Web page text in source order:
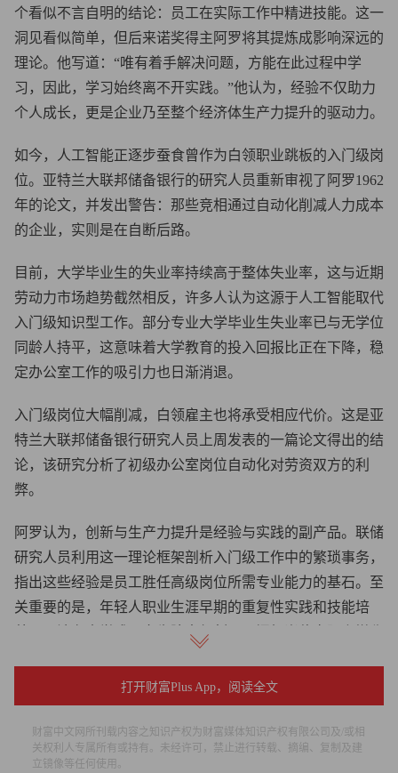
个看似不言自明的结论：员工在实际工作中精进技能。这一
洞见看似简单，但后来诺奖得主阿罗将其提炼成影响深远的
理论。他写道：“唯有着手解决问题，方能在此过程中学
习，因此，学习始终离不开实践。”他认为，经验不仅助力
个人成长，更是企业乃至整个经济体生产力提升的驱动力。
如今，人工智能正逐步蚕食曾作为白领职业跳板的入门级岗
位。亚特兰大联邦储备银行的研究人员重新审视了阿罗1962
年的论文，并发出警告：那些竞相通过自动化削减人力成本
的企业，实则是在自断后路。
目前，大学毕业生的失业率持续高于整体失业率，这与近期
劳动力市场趋势截然相反，许多人认为这源于人工智能取代
入门级知识型工作。部分专业大学毕业生失业率已与无学位
同龄人持平，这意味着大学教育的投入回报比正在下降，稳
定办公室工作的吸引力也日渐消退。
入门级岗位大幅削减，白领雇主也将承受相应代价。这是亚
特兰大联邦储备银行研究人员上周发表的一篇论文得出的结
论，该研究分析了初级办公室岗位自动化对劳资双方的利
弊。
阿罗认为，创新与生产力提升是经验与实践的副产品。联储
研究人员利用这一理论框架剖析入门级工作中的繁琐事务，
指出这些经验是员工胜任高级岗位所需专业能力的基石。至
关重要的是，年轻人职业生涯早期的重复性实践和技能培
养，无法在大学或研究生院中复刻。入门级岗位实际上堪称
研究人员写道：“入门级岗位的工作任务绝非仅仅是低价值
劳动，而是员工积累人力资本的历练过程，有助于从业者后
打开财富Plus App，阅读全文
财富中文网所刊载内容之知识产权为财富媒体知识产权有限公司及/或相
关权利人专属所有或持有。未经许可，禁止进行转载、摘编、复制及建
立镜像等任何使用。